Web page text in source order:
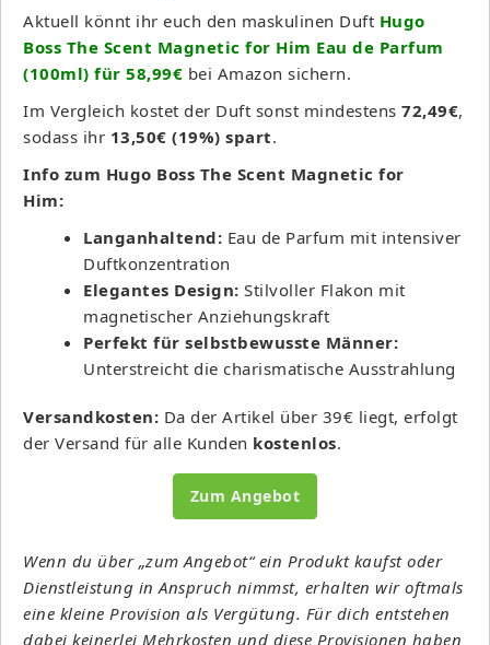
Aktuell könnt ihr euch den maskulinen Duft Hugo
Boss The Scent Magnetic for Him Eau de Parfum
(100ml) für 58,99€ bei Amazon sichern.
Im Vergleich kostet der Duft sonst mindestens 72,49€,
sodass ihr 13,50€ (19%) spart.
Info zum Hugo Boss The Scent Magnetic for
Him:
Langanhaltend: Eau de Parfum mit intensiver
Duftkonzentration
Elegantes Design: Stilvoller Flakon mit
magnetischer Anziehungskraft
Perfekt für selbstbewusste Männer:
Unterstreicht die charismatische Ausstrahlung
Versandkosten: Da der Artikel über 39€ liegt, erfolgt
der Versand für alle Kunden kostenlos.
Zum Angebot
Wenn du über „zum Angebot“ ein Produkt kaufst oder
Dienstleistung in Anspruch nimmst, erhalten wir oftmals
eine kleine Provision als Vergütung. Für dich entstehen
dabei keinerlei Mehrkosten und diese Provisionen haben